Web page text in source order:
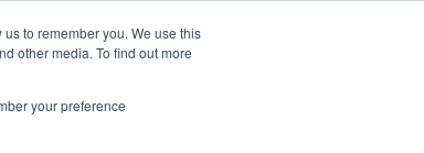
to remember you. We use this
other media. To find out more
your preference